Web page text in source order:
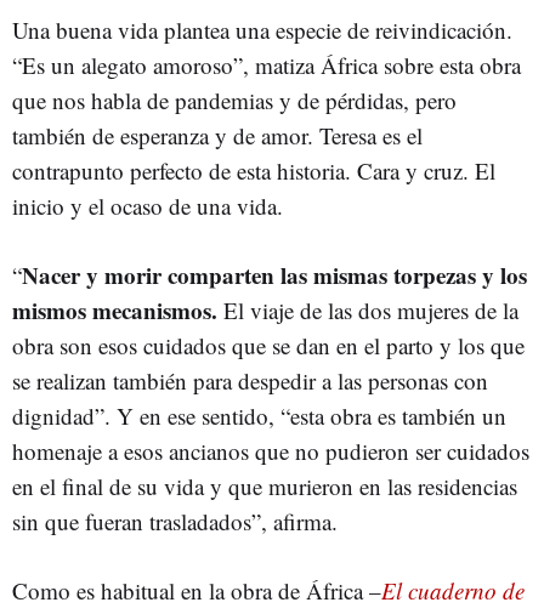
Una buena vida plantea una especie de reivindicación.
“Es un alegato amoroso”, matiza África sobre esta obra
que nos habla de pandemias y de pérdidas, pero
también de esperanza y de amor. Teresa es el
contrapunto perfecto de esta historia. Cara y cruz. El
inicio y el ocaso de una vida.
“Nacer y morir comparten las mismas torpezas y los
mismos mecanismos. El viaje de las dos mujeres de la
obra son esos cuidados que se dan en el parto y los que
se realizan también para despedir a las personas con
dignidad”. Y en ese sentido, “esta obra es también un
homenaje a esos ancianos que no pudieron ser cuidados
en el final de su vida y que murieron en las residencias
sin que fueran trasladados”, afirma.
Como es habitual en la obra de África –El cuaderno de